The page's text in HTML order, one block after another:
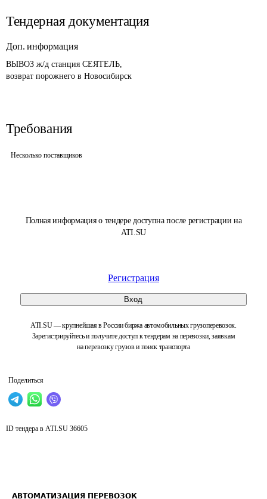
Полная информация о тендере доступна после регистрации на
ATI.SU
Регистрация
Вход
ATI.SU — крупнейшая в России биржа автомобильных грузоперевозок.
Зарегистрируйтесь и получите доступ к тендерам на перевозки, заявкам
на перевозку грузов и поиск транспорта
Поделиться
Тендерная документация
Доп. информация
ВЫВОЗ ж/д станция СЕЯТЕЛЬ,
возврат порожнего в Новосибирск
Требования
Несколько поставщиков
ID тендера в ATI.SU 36605
АВТОМАТИЗАЦИЯ ПЕРЕВОЗОК